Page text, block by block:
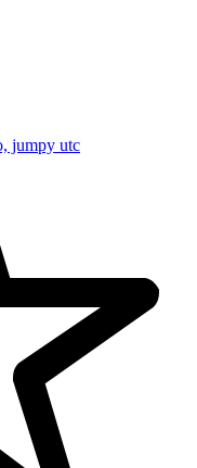
jumpy utc